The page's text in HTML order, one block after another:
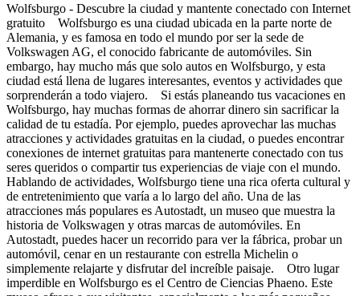
Wolfsburgo - Descubre la ciudad y mantente conectado con Internet
gratuito Wolfsburgo es una ciudad ubicada en la parte norte de
Alemania, y es famosa en todo el mundo por ser la sede de
Volkswagen AG, el conocido fabricante de automóviles. Sin
embargo, hay mucho más que solo autos en Wolfsburgo, y esta
ciudad está llena de lugares interesantes, eventos y actividades que
sorprenderán a todo viajero. Si estás planeando tus vacaciones en
Wolfsburgo, hay muchas formas de ahorrar dinero sin sacrificar la
calidad de tu estadía. Por ejemplo, puedes aprovechar las muchas
atracciones y actividades gratuitas en la ciudad, o puedes encontrar
conexiones de internet gratuitas para mantenerte conectado con tus
seres queridos o compartir tus experiencias de viaje con el mundo.
Hablando de actividades, Wolfsburgo tiene una rica oferta cultural y
de entretenimiento que varía a lo largo del año. Una de las
atracciones más populares es Autostadt, un museo que muestra la
historia de Volkswagen y otras marcas de automóviles. En
Autostadt, puedes hacer un recorrido para ver la fábrica, probar un
automóvil, cenar en un restaurante con estrella Michelin o
simplemente relajarte y disfrutar del increíble paisaje. Otro lugar
imperdible en Wolfsburgo es el Centro de Ciencias Phaeno. Este